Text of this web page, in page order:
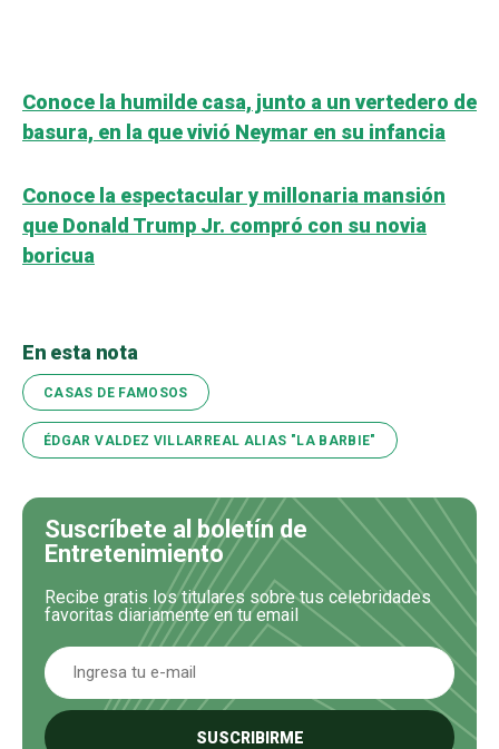
Conoce la humilde casa, junto a un vertedero de
basura, en la que vivió Neymar en su infancia
Conoce la espectacular y millonaria mansión
que Donald Trump Jr. compró con su novia
boricua
En esta nota
CASAS DE FAMOSOS
ÉDGAR VALDEZ VILLARREAL ALIAS "LA BARBIE"
Suscríbete al boletín de
Entretenimiento
Recibe gratis los titulares sobre tus celebridades
favoritas diariamente en tu email
SUSCRIBIRME